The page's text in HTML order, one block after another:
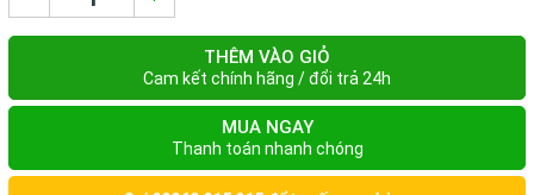
THÊM VÀO GIỎ
Cam kết chính hãng / đổi trả 24h
MUA NGAY
Thanh toán nhanh chóng